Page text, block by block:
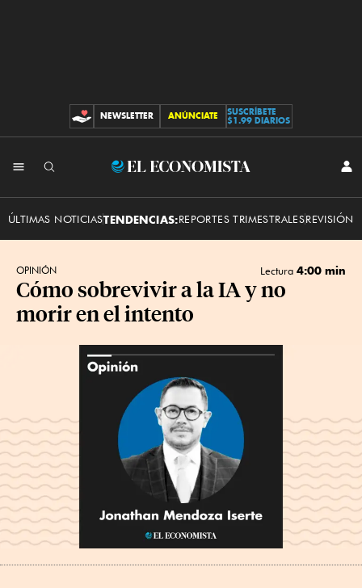
CONTRIBUCIONES
NEWSLETTER ANÚNCIATE
SUSCRÍBETE
$1.99 DIARIOS
El
ÚLTIMAS NOTICIASTENDENCIAS:REPORTES TRIMESTRALESREVISIÓN
OPINIÓN Lectura 4:00 min
Cómo sobrevivir a la IA y no
morir en el intento